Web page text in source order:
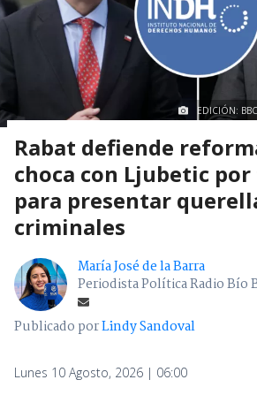
EDICIÓN:
Rabat defiende
choca con Ljubetic
para presentar
criminales
María José de la Barra
Periodista Política Radio Bío
Publicado porLindy Sandoval
Lunes 10 Agosto, 2026 | 06:00